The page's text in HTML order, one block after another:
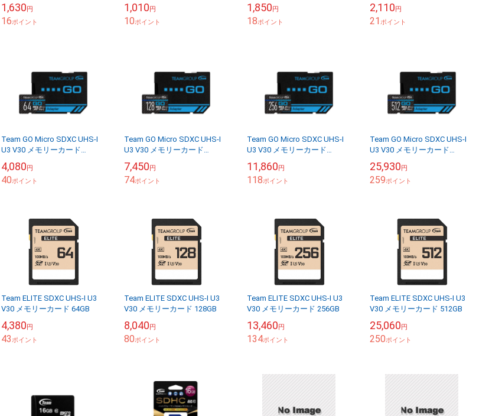
1,630円
16ポイント
付属 チームジ...
1,010円
10ポイント
付属 チームジ...
1,850円
18ポイント
2,110円
21ポイント
Team GO Micro SDXC UHS-I
U3 V30 メモリーカード
き】
4,080円
40ポイント
Team GO Micro SDXC UHS-I
U3 V30 メモリーカード
き】
7,450円
74ポイント
Team GO Micro SDXC UHS-I
U3 V30 メモリーカード
き】
11,860円
118ポイント
Team GO Micro SDXC UHS-I
U3 V30 メモリーカード
き】
25,930円
259ポイント
Team ELITE SDXC UHS-I U3
V30 メモリーカード 64GB
4,380円
43ポイント
Team ELITE SDXC UHS-I U3
V30 メモリーカード 128GB
8,040円
80ポイント
Team ELITE SDXC UHS-I U3
V30 メモリーカード 256GB
13,460円
134ポイント
Team ELITE SDXC UHS-I U3
V30 メモリーカード 512GB
25,060円
250ポイント